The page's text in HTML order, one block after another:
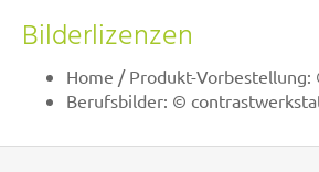
Bilderlizenzen
Home / Produkt-
Berufsbilder: ©